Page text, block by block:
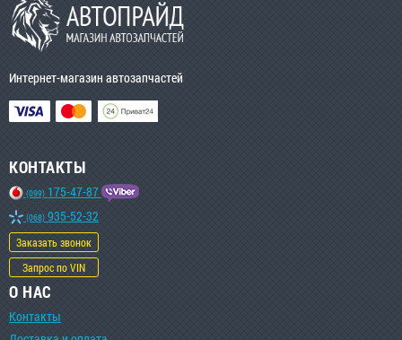
Интернет-магазин автозапчастей
КОНТАКТЫ
(099) 175-47-87
(068) 935-52-32
Заказать звонок
Запрос по VIN
О НАС
Контакты